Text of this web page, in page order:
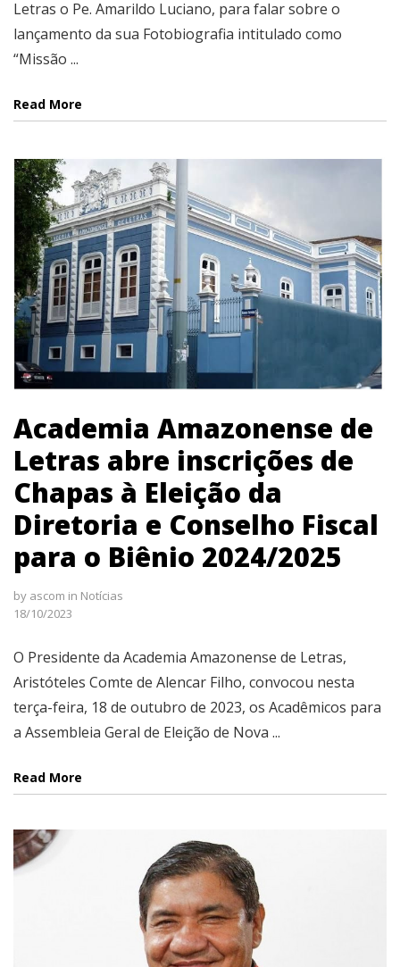
Letras o Pe. Amarildo Luciano, para falar sobre o
lançamento da sua Fotobiografia intitulado como
“Missão ...
Read More
Academia Amazonense de
Letras abre inscrições de
Chapas à Eleição da
Diretoria e Conselho Fiscal
para o Biênio 2024/2025
by ascom in Notícias
18/10/2023
O Presidente da Academia Amazonense de Letras,
Aristóteles Comte de Alencar Filho, convocou nesta
terça-feira, 18 de outubro de 2023, os Acadêmicos para
a Assembleia Geral de Eleição de Nova ...
Read More